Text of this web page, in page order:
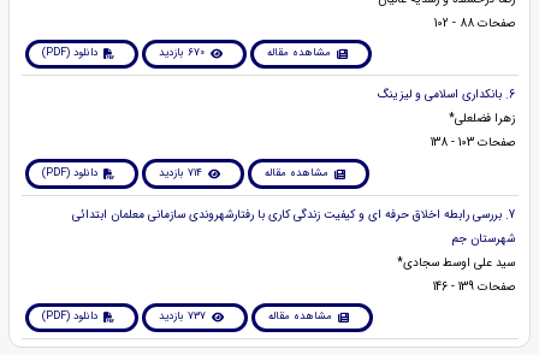
صفحات 88 - 102
مشاهده مقاله 670 بازدید دانلود (PDF)
6. بانکداری اسلامی و لیزینگ
زهرا فضلعلی*
صفحات 103 - 138
مشاهده مقاله 714 بازدید دانلود (PDF)
7. بررسی رابطه اخلاق حرفه ای و کیفیت زندگی کاری با رفتارشهروندی سازمانی معلمان ابتدائی
شهرستان جم
سید علی اوسط سجادی*
صفحات 139 - 146
مشاهده مقاله 737 بازدید دانلود (PDF)